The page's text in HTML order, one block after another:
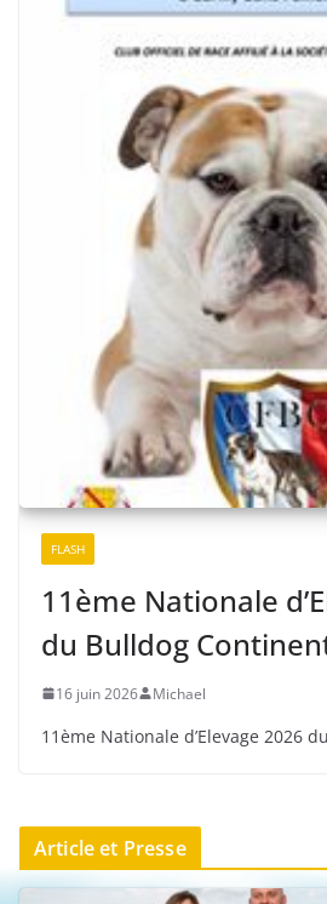
FLASH
11ème Nationale
du Bulldog
16 juin 2026 Michael
11ème Nationale d’Elevage 2026
Article et Presse